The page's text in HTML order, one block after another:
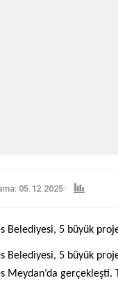
05.12.2025
Belediyesi, 5 büyük
Belediyesi, 5 büyük
Meydan’da gerçekleşti.